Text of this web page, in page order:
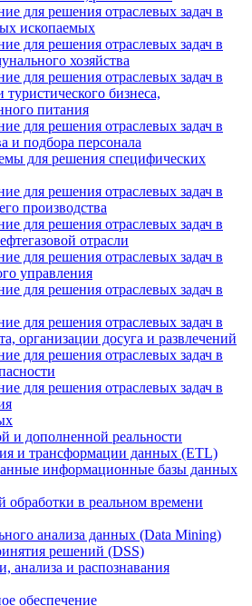
для решения отраслевых задач в
ископаемых
для решения отраслевых задач в
хозяйства
для решения отраслевых задач в
бизнеса,
питания
для решения отраслевых задач в
и подбора персонала
для решения специфических
для решения отраслевых задач в
производства
для решения отраслевых задач в
отрасли
для решения отраслевых задач в
управления
для решения отраслевых задач в
для решения отраслевых задач в
организации досуга и развлечений
для решения отраслевых задач в
для решения отраслевых задач в
и дополненной реальности
и трансформации данных (ETL)
информационные базы данных
обработки в реальном времени
анализа данных (Data Mining)
решений (DSS)
анализа и распознавания
обеспечение